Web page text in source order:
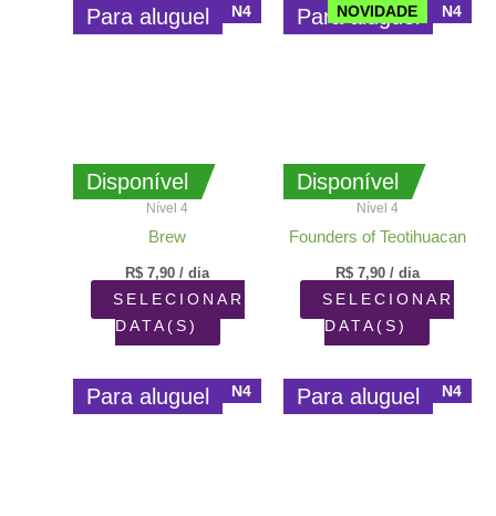
Disponível
Para aluguel N4
Nível 4
Brew
R$ 7,90 / dia
SELECIONAR
DATA(S)
Disponível
Para aluguel
NOVIDADE N4
Nível 4
Founders of Teotihuacan
R$7,90/ dia
SELECIONAR
DATA(S)
Para aluguel N4 Para aluguel N4